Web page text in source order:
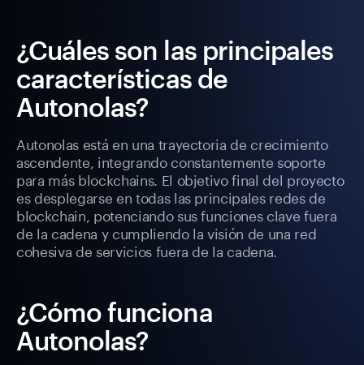
¿Cuáles son las principales
características de
Autonolas?
Autonolas está en una trayectoria de crecimiento
ascendente, integrando constantemente soporte
para más blockchains. El objetivo final del proyecto
es desplegarse en todas las principales redes de
blockchain, potenciando sus funciones clave fuera
de la cadena y cumpliendo la visión de una red
cohesiva de servicios fuera de la cadena.
¿Cómo funciona
Autonolas?